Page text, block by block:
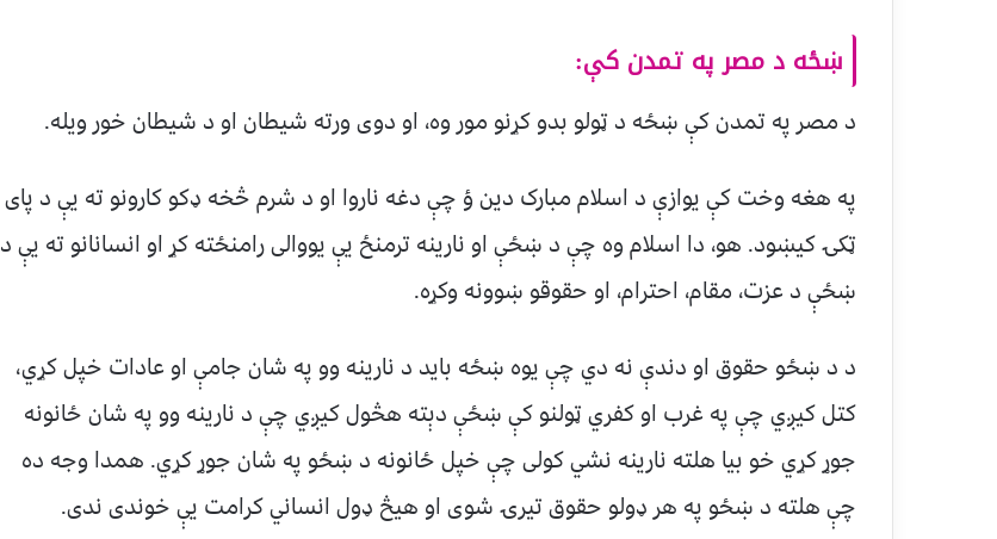
ښځه د مصر په تمدن کې:
د مصر په تمدن کې ښځه د ټولو بدو کړنو مور وه، او دوی ورته شیطان او د شیطان خور ویله.
په هغه وخت کې یوازې د اسلام مبارک دین ؤ چې دغه ناروا او د شرم څخه ډکو کارونو ته یې د پای
ټکۍ کیښود. هو، دا اسلام وه چې د ښځې او نارینه ترمنځ یې یووالی رامنځته کړ او انسانانو ته یې د
ښځې د عزت، مقام، احترام، او حقوقو ښوونه وکړه.
د د ښځو حقوق او دندې نه دي چې یوه ښځه باید د نارینه وو په شان جامې او عادات خپل کړي،
کتل کیږي چې په غرب او کفري ټولنو کې ښځې دېته هڅول کیږي چې د نارینه وو په شان ځانونه
جوړ کړي خو بیا هلته نارینه نشي کولی چې خپل ځانونه د ښځو په شان جوړ کړي. همدا وجه ده
چې هلته د ښځو په هر ډولو حقوق تیرۍ شوی او هیڅ ډول انساني کرامت یې خوندی ندی.